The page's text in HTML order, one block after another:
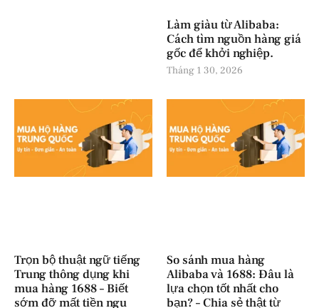
Làm giàu từ Alibaba:
Cách tìm nguồn hàng giá
gốc để khởi nghiệp.
Tháng 1 30, 2026
Trọn bộ thuật ngữ tiếng
Trung thông dụng khi
mua hàng 1688 – Biết
sớm đỡ mất tiền ngu
So sánh mua hàng
Alibaba và 1688: Đâu là
lựa chọn tốt nhất cho
bạn? – Chia sẻ thật từ